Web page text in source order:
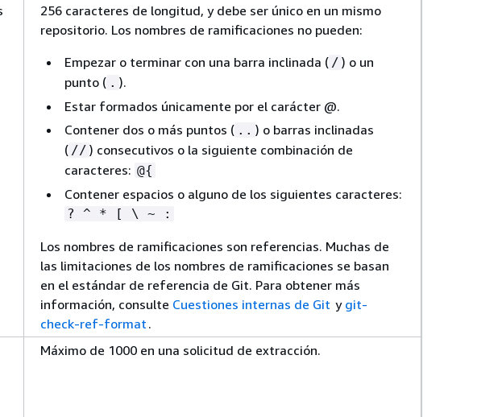
256 caracteres de longitud, y debe ser único en un mismo
repositorio. Los nombres de ramificaciones no pueden:
Empezar o terminar con una barra inclinada ( / ) o un
punto ( . ).
Estar formados únicamente por el carácter @.
Contener dos o más puntos ( .. ) o barras inclinadas
( // ) consecutivos o la siguiente combinación de
caracteres: @{
Contener espacios o alguno de los siguientes caracteres:
? ^ * [ \ ~ :
Los nombres de ramificaciones son referencias. Muchas de
las limitaciones de los nombres de ramificaciones se basan
en el estándar de referencia de Git. Para obtener más
información, consulte Cuestiones internas de Git y git-
check-ref-format .
Máximo de 1000 en una solicitud de extracción.